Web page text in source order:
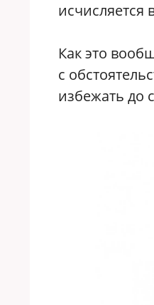
исчисляется
Как это
с
избежать до